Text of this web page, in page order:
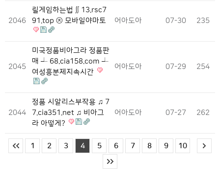
2046
릴게임하는법 ∬ 13.rsc7
91.top ㉩ 모바일야마토
어아도아 07-30 235
2045
미국정품비아그라 정품판
매 ┵ 68.cia158.com ┵
여성흥분제지속시간
어아도아 07-29 254
2044
정품 시알리스부작용 ♫ 7
7.cia351.net ♫ 비아그
라 아떻게?
어아도아 07-27 262
1 2 3 4 5 6 7 8 9 10